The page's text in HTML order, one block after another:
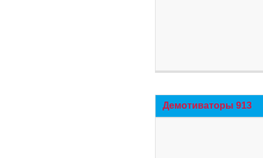
Демотиваторы 913